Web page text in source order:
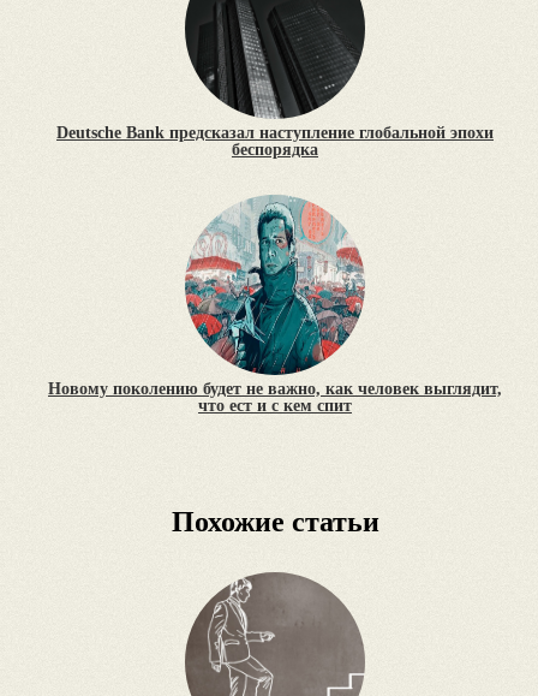
Deutsche Bank предсказал наступление глобальной эпохи
беспорядка
Новому поколению будет не важно, как человек выглядит,
что ест и с кем спит
Похожие статьи